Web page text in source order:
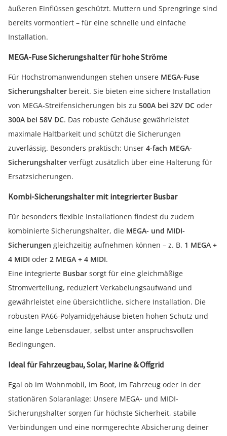
äußeren Einflüssen geschützt. Muttern und Sprengringe sind
bereits vormontiert – für eine schnelle und einfache
Installation.
MEGA-Fuse Sicherungshalter für hohe Ströme
Für Hochstromanwendungen stehen unsere MEGA-Fuse
Sicherungshalter bereit. Sie bieten eine sichere Installation
von MEGA-Streifensicherungen bis zu 500A bei 32V DC oder
300A bei 58V DC. Das robuste Gehäuse gewährleistet
maximale Haltbarkeit und schützt die Sicherungen
zuverlässig. Besonders praktisch: Unser 4-fach MEGA-
Sicherungshalter verfügt zusätzlich über eine Halterung für
Ersatzsicherungen.
Kombi-Sicherungshalter mit integrierter Busbar
Für besonders flexible Installationen findest du zudem
kombinierte Sicherungshalter, die MEGA- und MIDI-
Sicherungen gleichzeitig aufnehmen können – z. B. 1 MEGA +
4 MIDI oder 2 MEGA + 4 MIDI.
Eine integrierte Busbar sorgt für eine gleichmäßige
Stromverteilung, reduziert Verkabelungsaufwand und
gewährleistet eine übersichtliche, sichere Installation. Die
robusten PA66-Polyamidgehäuse bieten hohen Schutz und
eine lange Lebensdauer, selbst unter anspruchsvollen
Bedingungen.
Ideal für Fahrzeugbau, Solar, Marine & Offgrid
Egal ob im Wohnmobil, im Boot, im Fahrzeug oder in der
stationären Solaranlage: Unsere MEGA- und MIDI-
Sicherungshalter sorgen für höchste Sicherheit, stabile
Verbindungen und eine normgerechte Absicherung deiner